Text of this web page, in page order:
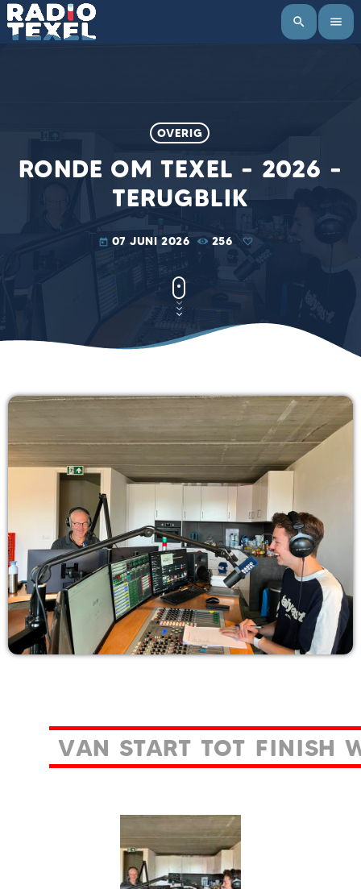
search menu
OVERIG
RONDE OM TEXEL – 2026 –
TERUGBLIK
today 07 JUNI 2026 256
VAN START TOT FINISH